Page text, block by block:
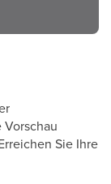
Sie Ihre